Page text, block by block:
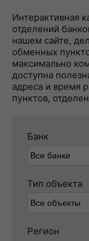
Интерактивная
отделений
нашем сайте,
обменных
максимально
доступна
адреса и время
пунктов,
Банк
Тип объекта
Регион